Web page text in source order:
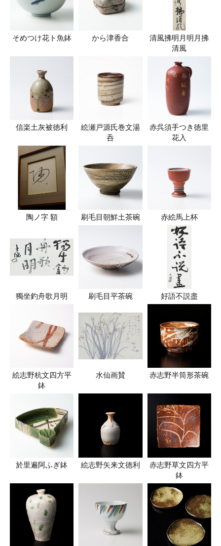
そめつけ花ト魚鉢 から津香合
清風拂明月明月拂
清風
信楽土灰被徳利
絵瀬戸源氏巻文湯
呑
赤呉須手つき徳里
花入
陶ノ字 額 刷毛目朝鮮土茶碗 赤絵馬上杯
獨坐釣舟歌月明 刷毛目平茶碗 好語不説盡
絵志野杭文四方平
鉢
水仙画賛 赤志野半筒形茶碗
於里遍阿ふぎ鉢 絵志野矢来文徳利
赤志野草文四方平
鉢